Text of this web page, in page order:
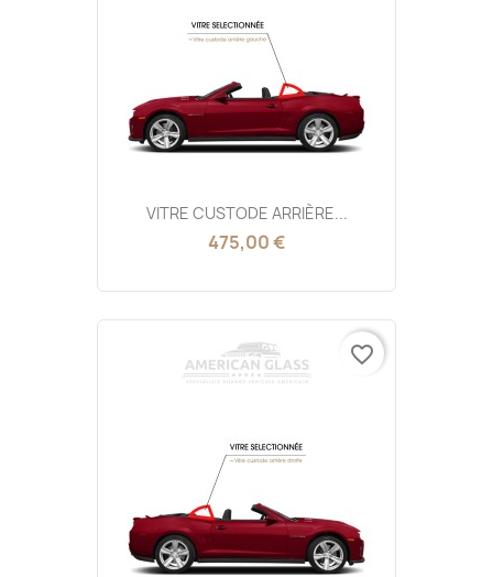
VITRE CUSTODE ARRIÈRE...
475,00 €
favorite_border